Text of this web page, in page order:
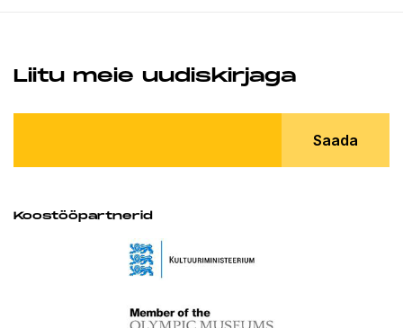
Liitu meie uudiskirjaga
Saada
Koostööpartnerid